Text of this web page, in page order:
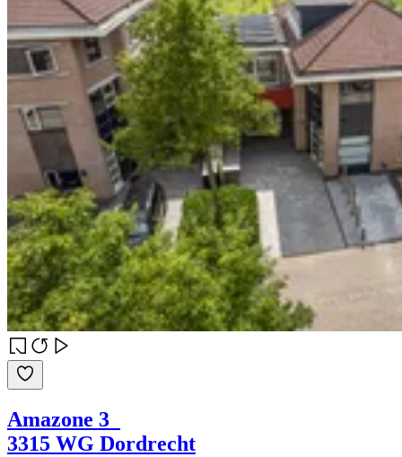
Amazone 3
3315 WG Dordrecht